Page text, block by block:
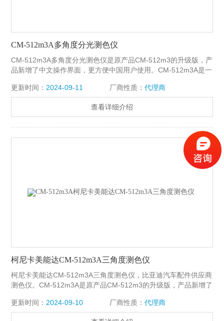
CM-512m3A多角度分光测色仪
CM-512m3A多角度分光测色仪是原产品CM-512m3的升级版，产
品新增了中文操作界面，更方便中国用户使用。CM-512m3A是一
25度、45度、75度照明方式。
更新时间： 2024-09-11 厂商性质： 代理商
查看详细介绍
柯尼卡美能达CM-512m3A三角度测色仪
柯尼卡美能达CM-512m3A三角度测色仪，比亚迪汽车配件供应商
测色仪。CM-512m3A是原产品CM-512m3的升级版，产品新增了
金属涂料设计的多角度便携式分光测色计。它采用*的0度受光和
25度、45度、75度照明方式，让您能够轻松测量汽车镜体或车门
更新时间： 2024-09-10 厂商性质： 代理商